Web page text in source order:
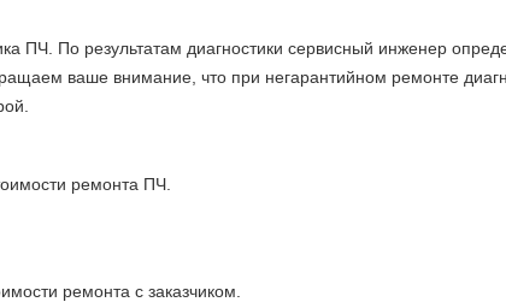
ПЧ. По результатам диагностики сервисный инженер
ваше внимание, что при негарантийном ремонте
ремонта ПЧ.
ремонта с заказчиком.